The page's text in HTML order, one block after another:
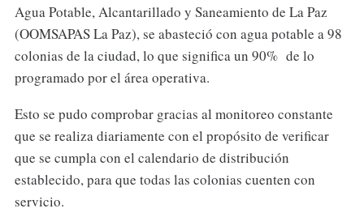
Agua Potable, Alcantarillado y Saneamiento de La Paz
(OOMSAPAS La Paz), se abasteció con agua potable a 98
colonias de la ciudad, lo que significa un 90% de lo
programado por el área operativa.
Esto se pudo comprobar gracias al monitoreo constante
que se realiza diariamente con el propósito de verificar
que se cumpla con el calendario de distribución
establecido, para que todas las colonias cuenten con
servicio.